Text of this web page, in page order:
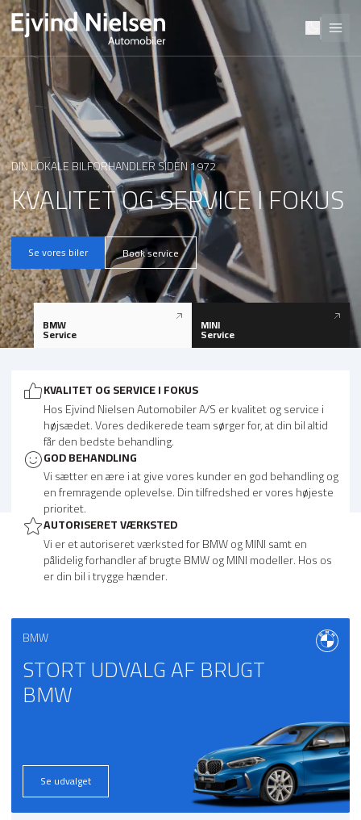
DIN LOKALE BILFORHANDLER SIDEN 1972
KVALITET OG SERVICE I FOKUS
Se vores biler Book service
BMW
Service
MINI
Service
KVALITET OG SERVICE I FOKUS
Hos Ejvind Nielsen Automobiler A/S er kvalitet og service i
højsædet. Vores dedikerede team sørger for, at din bil altid
får den bedste behandling.
GOD BEHANDLING
Vi sætter en ære i at give vores kunder en god behandling og
en fremragende oplevelse. Din tilfredshed er vores højeste
prioritet.
AUTORISERET VÆRKSTED
Vi er et autoriseret værksted for BMW og MINI samt en
pålidelig forhandler af brugte BMW og MINI modeller. Hos os
er din bil i trygge hænder.
BMW
STORT UDVALG AF BRUGT
BMW
Se udvalget